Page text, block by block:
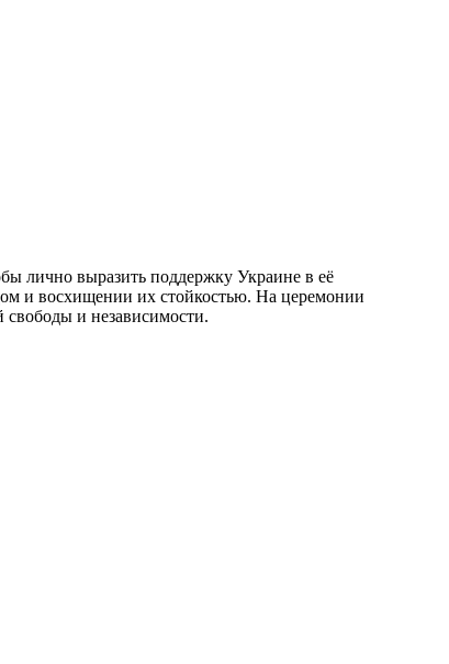
лично выразить поддержку Украине в её
и восхищении их стойкостью. На церемонии
и независимости.